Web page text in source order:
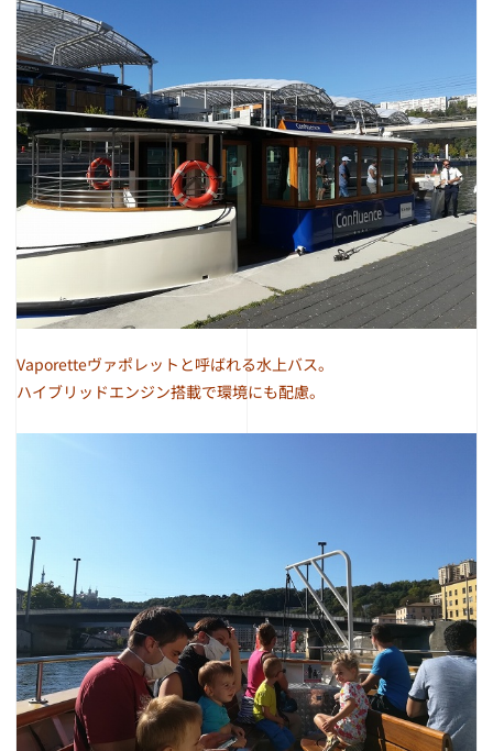
Vaporetteヴァポレットと呼ばれる水上バス。
ハイブリッドエンジン搭載で環境にも配慮。